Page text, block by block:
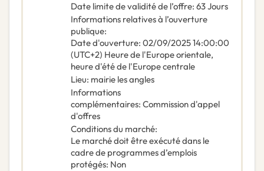
Date limite de validité de l’offre: 63Jours
Informations relatives à l’ouverture
publique:
Date d'ouverture: 02/09/202514:00:00
(UTC+2) Heure de l'Europe orientale,
heure d'été de l'Europe centrale
Lieu: mairie les angles
Informations
complémentaires: Commission d'appel
d'offres
Conditions du marché:
Le marché doit être exécuté dans le
cadre de programmes d’emplois
protégés: Non